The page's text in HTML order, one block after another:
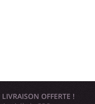
LIVRAISON OFFERTE !